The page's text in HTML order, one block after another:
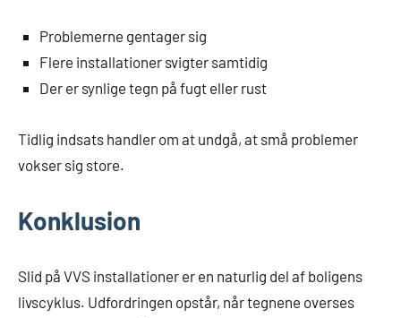
Problemerne gentager sig
Flere installationer svigter samtidig
Der er synlige tegn på fugt eller rust
Tidlig indsats handler om at undgå, at små problemer
vokser sig store.
Konklusion
Slid på VVS installationer er en naturlig del af boligens
livscyklus. Udfordringen opstår, når tegnene overses